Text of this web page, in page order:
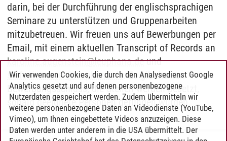
darin, bei der Durchführung der englischsprachigen
Seminare zu unterstützen und Gruppenarbeiten
mitzubetreuen. Wir freuen uns auf Bewerbungen per
Email, mit einem aktuellen Transcript of Records an
karoline.augenstein@leuphana.deund
stefanie.meyer@leuphana.de. Es gibt keinen
Bewerbungsschluss, die Stellen werden besetzt,
sobald geeignete Personen gefunden wurden.
Wir verwenden Cookies, die durch den Analysedienst Google
Analytics gesetzt und auf denen personenbezogene
Nutzerdaten gespeichert werden. Zudem übermitteln wir
weitere personenbezogene Daten an Videodienste (YouTube,
Vimeo), um Ihnen eingebettete Videos anzuzeigen. Diese
Daten werden unter anderem in die USA übermittelt. Der